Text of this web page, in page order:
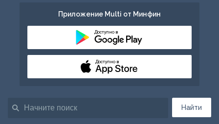
Найти
Приложение Multi от Минфин
Доступно в
Доступно в